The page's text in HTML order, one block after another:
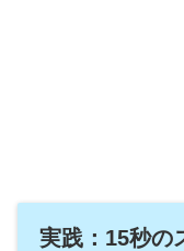
実践：15秒の